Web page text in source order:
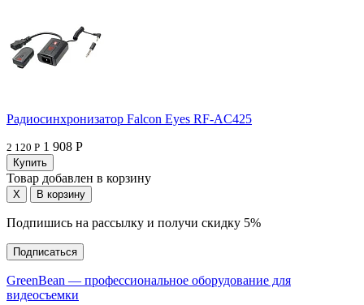
Радиосинхронизатор Falcon Eyes RF-AC425
2 120 Р 1 908 Р
Товар добавлен в корзину
Подпишись на рассылку и получи скидку 5%
Подписаться
GreenBean — профессиональное оборудование для
видеосъемки